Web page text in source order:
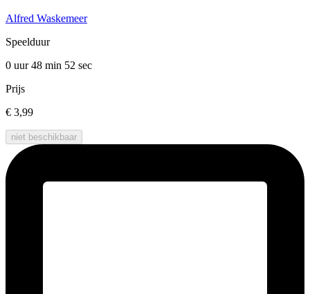
Alfred Waskemeer
Speelduur
0 uur 48 min 52 sec
Prijs
€ 3,99
niet beschikbaar